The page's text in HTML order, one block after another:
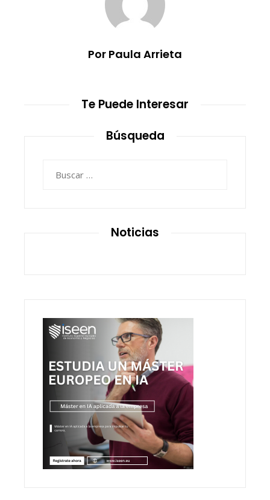
Por Paula Arrieta
Te Puede Interesar
Búsqueda
Noticias